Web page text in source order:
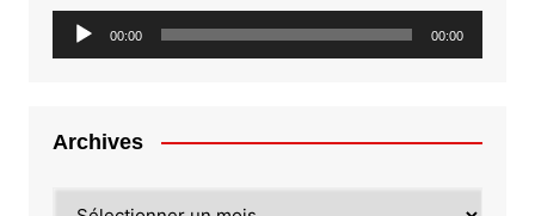
Lecteur
audio
00:00 00:00
Archives